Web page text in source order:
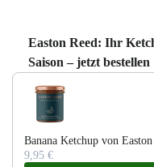
Easton Reed: Ihr
Saison – jetzt bestellen
Use the Previous and
Banana Ketchup von
9,95 €